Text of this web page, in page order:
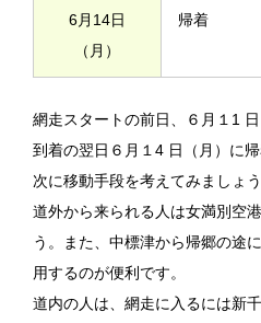
6月14日
（月）
帰着
網走スタートの前日、６月１1
到着の翌日６月１4 日（月）に帰
次に移動手段を考えてみましょ
道外から来られる人は女満別空
う。また、中標津から帰郷の途
用するのが便利です。
道内の人は、網走に入るには新